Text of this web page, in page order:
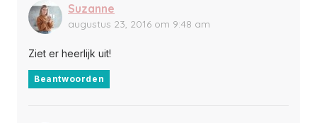
Suzanne
augustus 23, 2016 om 9:48 am
Ziet er heerlijk uit!
Beantwoorden